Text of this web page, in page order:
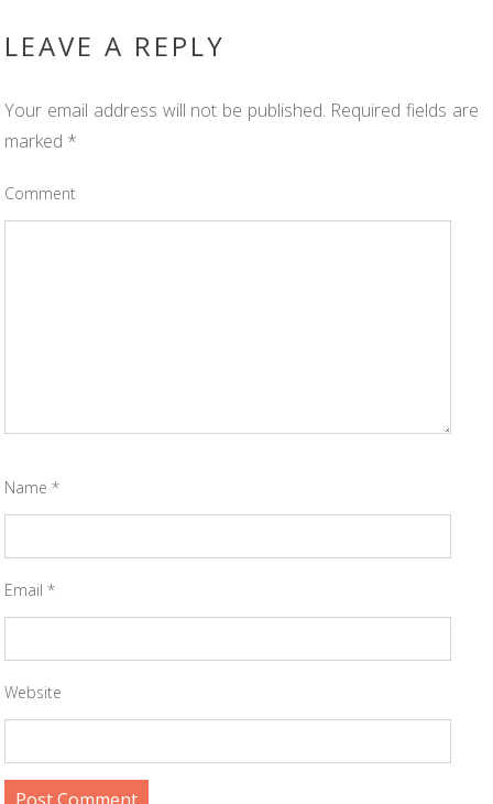
LEAVE A REPLY
Your email address will not be published. Required fields are
marked *
Comment
Name*
Email*
Website